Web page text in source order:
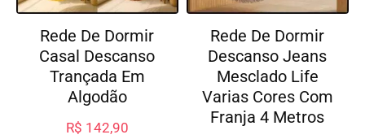
Rede De Dormir
Casal Descanso
Trançada Em
Algodão
R$ 142,90
Rede De Dormir
Descanso Jeans
Mesclado Life
Varias Cores Com
Franja 4 Metros